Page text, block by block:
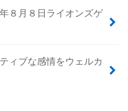
８月８日ライオンズゲ
ィブな感情をウェルカ